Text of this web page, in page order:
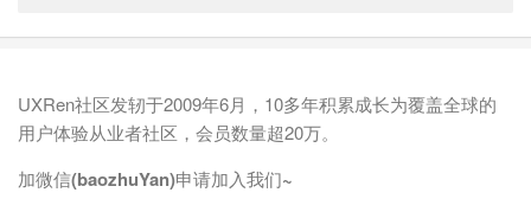
UXRen社区发轫于2009年6月，10多年积累成长为覆盖全球的
用户体验从业者社区，会员数量超20万。
加微信(baozhuYan)申请加入我们~